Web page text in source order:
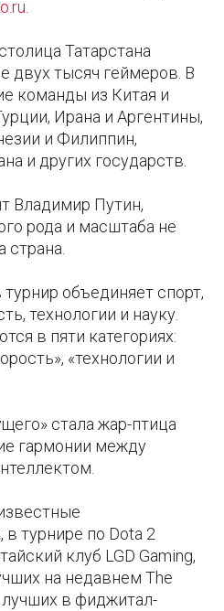
.
Татарстана
двух тысяч геймеров. В
команды из Китая и
Ирана и Аргентины,
и Филиппин,
и других государств.
Владимир Путин,
рода и масштаба не
страна.
объединяет спорт,
технологии и науку.
в пяти категориях:
«технологии и
стала жар-птица
гармонии между
турнире по Dota 2
клуб LGD Gaming,
на недавнем The
лучших в фиджитал-